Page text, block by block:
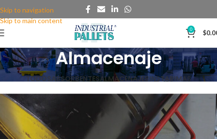
Skip to navigation
Skip to main content
0 $
Almacenaje
TODOSABSORBENTESALMACENAJEBINSTARIMAS